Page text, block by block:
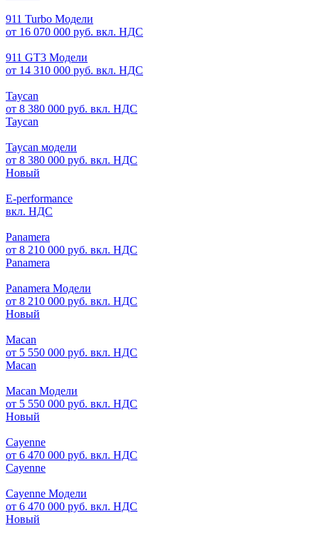
911 Turbo Модели
от 16 070 000 руб. вкл. НДС
911 GT3 Модели
от 14 310 000 руб. вкл. НДС
Taycan
от 8 380 000 руб. вкл. НДС
Taycan
Taycan модели
от 8 380 000 руб. вкл. НДС
Новый
E-performance
вкл. НДС
Panamera
от 8 210 000 руб. вкл. НДС
Panamera
Panamera Модели
от 8 210 000 руб. вкл. НДС
Новый
Macan
от 5 550 000 руб. вкл. НДС
Macan
Macan Модели
от 5 550 000 руб. вкл. НДС
Новый
Cayenne
от 6 470 000 руб. вкл. НДС
Cayenne
Cayenne Модели
от 6 470 000 руб. вкл. НДС
Новый